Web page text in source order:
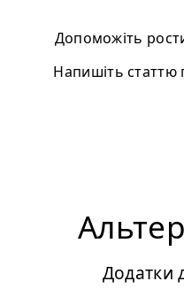
Допоможіть
Напишіть статтю
Додатки